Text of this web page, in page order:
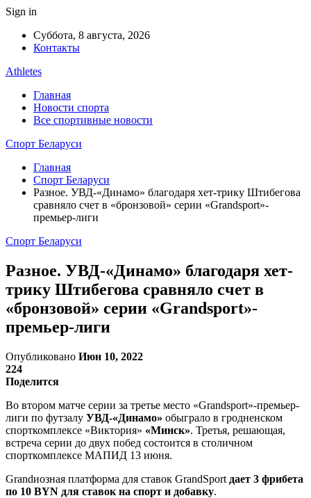
Sign in
Суббота, 8 августа, 2026
Контакты
Athletes
Главная
Новости спорта
Все спортивные новости
Спорт Беларуси
Главная
Спорт Беларуси
Разное. УВД-«Динамо» благодаря хет-трику Штибегова
сравняло счет в «бронзовой» серии «Grandsport»-
премьер-лиги
Спорт Беларуси
Разное. УВД-«Динамо» благодаря хет-
трику Штибегова сравняло счет в
«бронзовой» серии «Grandsport»-
премьер-лиги
Опубликовано Июн 10, 2022
224
Поделится
Во втором матче серии за третье место «Grandsport»-премьер-
лиги по футзалу УВД-«Динамо» обыграло в гродненском
спорткомплексе «Виктория» «Минск». Третья, решающая,
встреча серии до двух побед состоится в столичном
спорткомплексе МАПИД 13 июня.
Grandиозная платформа для ставок GrandSport дает 3 фрибета
по 10 BYN для ставок на спорт и добавку.